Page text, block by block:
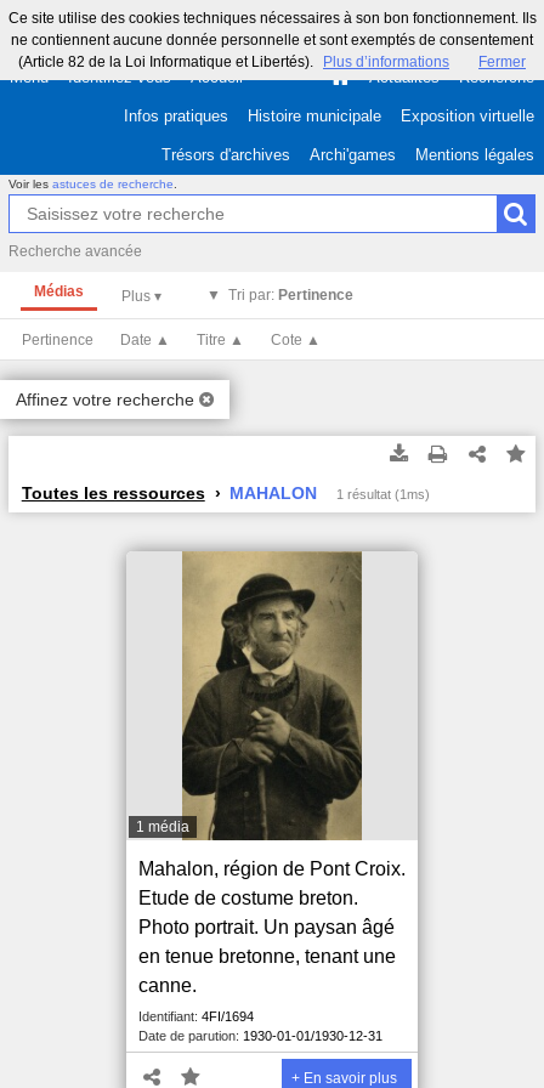
Ce site utilise des cookies techniques nécessaires à son bon fonctionnement. Ils
ne contiennent aucune donnée personnelle et sont exemptés de consentement
(Article 82 de la Loi Informatique et Libertés).
Plus d’informations Fermer
Menu Identifiez-vous Accueil Actualités Recherche
Infos pratiques Histoire municipale Exposition virtuelle
Trésors d'archives Archi'games Mentions légales
Voir les astuces de recherche
Recherche avancée
Médias Tri par: Pertinence
Pertinence Date ▲ Titre ▲ Cote ▲
Affinez votre recherche
Toutes les ressources MAHALON 1 résultat (1ms)
1 média
Mahalon, région de Pont Croix.
Etude de costume breton.
Photo portrait. Un paysan âgé
en tenue bretonne, tenant une
canne.
Identifiant: 4FI/1694
Date de parution: 1930-01-01/1930-12-31
+ En savoir plus